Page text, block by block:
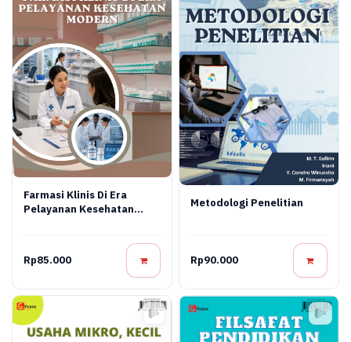
Farmasi Klinis Di Era
Pelayanan Kesehatan
Rp85.000
Metodologi Penelitian
Rp90.000